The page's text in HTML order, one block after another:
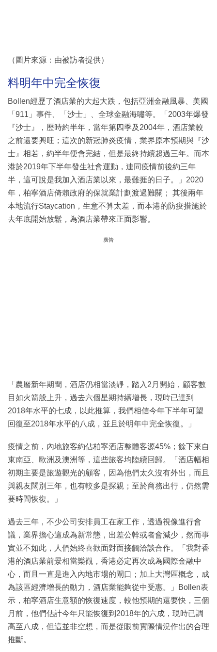
（圖片來源：由被訪者提供）
料明年中完全恢復
Bollen經歷了酒店業的大起大跌，包括亞洲金融風暴、美國
「911」事件、「沙士」、全球金融海嘯等。「2003年爆發
『沙士』，歷時約半年，當年第四季及2004年，酒店業較
之前還要興旺；這次的新冠肺炎疫情，業界原本預期與『沙
士』相若，約半年便會完結，但是最終持續超過三年。而本
港於2019年下半年發生社會運動，連同疫情前後約三年
半，這可說是我加入酒店業以來，最難捱的日子。」2020
年，柏寧酒店倚賴政府的保就業計劃渡過難關； 其後兩年
本地流行Staycation，生意不算太差，而本港的防疫措施於
去年底開始放鬆，為酒店業帶來正面影響。
廣告
「農曆新年期間，酒店仍相當淡靜，踏入2月開始，顧客數
目如火箭般上升，過去六個星期持續增長，現時已達到
2018年水平的七成，以此推算，我們相信今年下半年可望
回復至2018年水平的八成，並且於明年中完全恢復。」
疫情之前，內地旅客約佔柏寧酒店整體客源45%；餘下來自
東南亞、歐洲及澳洲等，這些旅客均陸續回歸。「酒店幅相
初期主要是旅遊觀光的顧客，因為他們太久沒有外出，而且
與親友闊別三年，也有較多是探親；至於商務出行，仍然需
要時間恢復。」
過去三年，不少公司安排員工在家工作，透過視像進行會
議，業界擔心這成為新常態，出差公幹或者會減少，然而事
實並不如此，人們始終喜歡面對面接觸洽談合作。「我對香
港的酒店業前景相當樂觀，香港必定再次成為國際金融中
心，而且一直是進入內地市場的閘口；加上大灣區概念，成
為該區經濟增長的動力，酒店業能夠從中受惠。」Bollen表
示，柏寧酒店生意額的恢復速度，較他預期的還要快，三個
月前，他們估計今年只能恢復到2018年的六成，現時已調
高至八成，但這並非空想，而是從眼前實際情況作出的合理
推斷。